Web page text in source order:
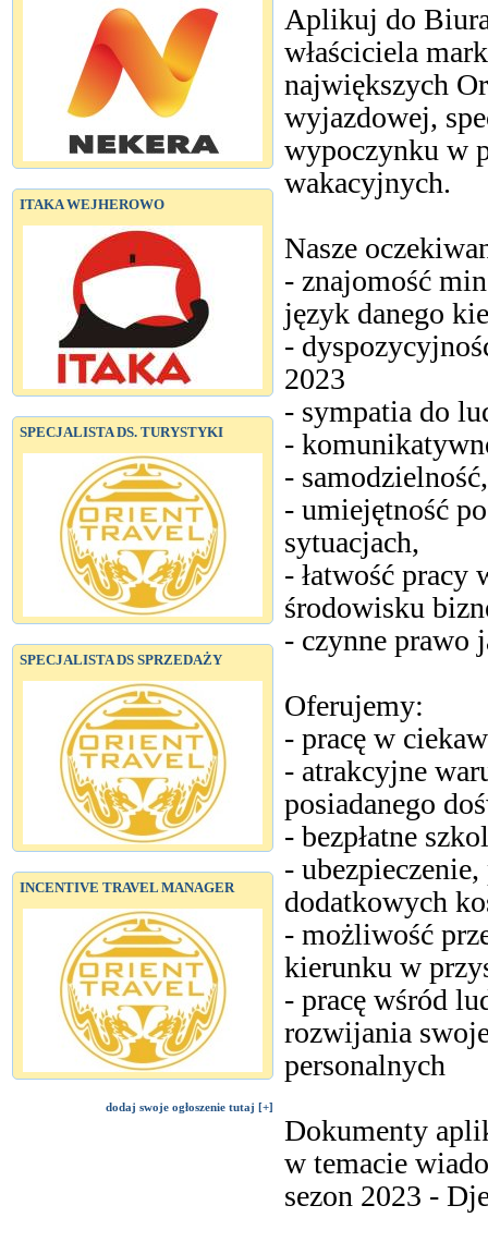
ITAKA WEJHEROWO
SPECJALISTA DS. TURYSTYKI
SPECJALISTA DS SPRZEDAŻY
INCENTIVE TRAVEL MANAGER
dodaj swoje ogłoszenie tutaj [+]
Aplikuj do
właściciela
największych
wyjazdowej,
wypoczynku w
wakacyjnych.
Nasze
- znajomość
język danego
-
2023
- sympatia do
-
-
- umiejętność
sytuacjach,
- łatwość pracy
środowisku
- czynne prawo
Oferujemy:
- pracę w
- atrakcyjne
posiadanego
- bezpłatne
-
dodatkowych
- możliwość
kierunku w
- pracę wśród
rozwijania
personalnych
Dokumenty
w temacie
sezon 2023 -